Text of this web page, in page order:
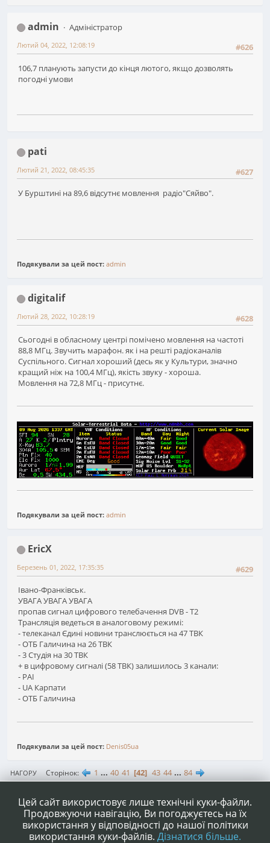
admin
Адміністратор
#626
Лютий 04, 2022, 12:08:19
106,7 планують запусти до кінця лютого, якщо дозволять
погодні умови
pati
#627
Лютий 21, 2022, 08:45:35
У Бурштині на 89,6 відсутнє мовлення радіо"Сяйво".
Подякували за цей пост: admin
digitalif
#628
Лютий 28, 2022, 10:28:19
Сьогодні в обласному центрі помічено мовлення на частоті
88,8 МГц. Звучить марафон. як і на решті радіоканалів
Суспільного. Сигнал хороший (десь як у Культури, значно
кращий ніж на 100,4 МГц), якість звуку - хороша.
Мовлення на 72,8 МГц - присутнє.
Подякували за цей пост: admin
EricX
#629
Березень 01, 2022, 17:35:35
Івано-Франківськ.
УВАГА УВАГА УВАГА
пропав сигнал цифрового телебачення DVB - T2
Трансляція ведеться в аналоговому режимі:
- телеканал Єдині новини транслюється на 47 ТВК
- ОТБ Галичина на 26 ТВК
- 3 Студія на 30 ТВК
+ в цифровому сигналі (58 ТВК) залишилось 3 канали:
- РАІ
- UA Карпати
- ОТБ Галичина
Подякували за цей пост: Denis05ua
НАГОРУ Сторінок 1 ... 40 41 42 43 44 ... 84
Цей сайт використовує лише технічні куки-файли.
Продовжуючи навігацію, Ви погоджуєтесь на їх
використання у відповідності до нашої політики
використання куки-файлів. Дізнатися більше.